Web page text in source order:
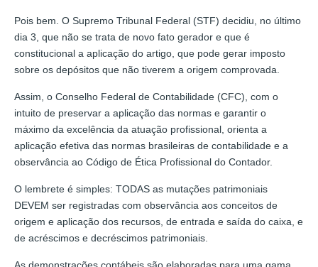
Pois bem. O Supremo Tribunal Federal (STF) decidiu, no último
dia 3, que não se trata de novo fato gerador e que é
constitucional a aplicação do artigo, que pode gerar imposto
sobre os depósitos que não tiverem a origem comprovada.
Assim, o Conselho Federal de Contabilidade (CFC), com o
intuito de preservar a aplicação das normas e garantir o
máximo da excelência da atuação profissional, orienta a
aplicação efetiva das normas brasileiras de contabilidade e a
observância ao Código de Ética Profissional do Contador.
O lembrete é simples: TODAS as mutações patrimoniais
DEVEM ser registradas com observância aos conceitos de
origem e aplicação dos recursos, de entrada e saída do caixa, e
de acréscimos e decréscimos patrimoniais.
As demonstrações contábeis são elaboradas para uma gama